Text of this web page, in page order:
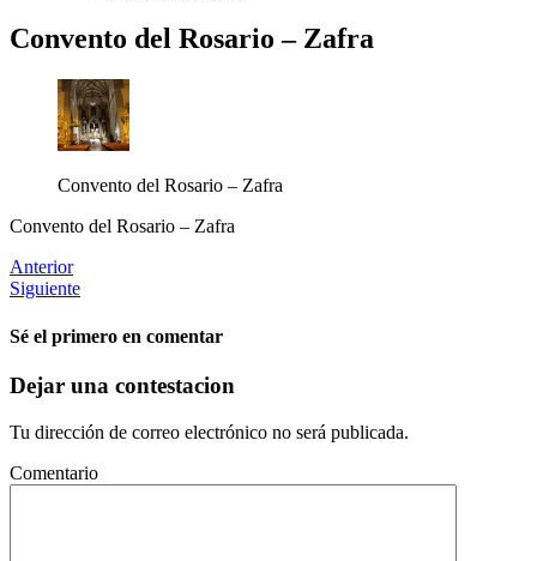
Convento del Rosario – Zafra
Convento del Rosario – Zafra
Convento del Rosario – Zafra
Anterior
Siguiente
Sé el primero en comentar
Dejar una contestacion
Tu dirección de correo electrónico no será publicada.
Comentario